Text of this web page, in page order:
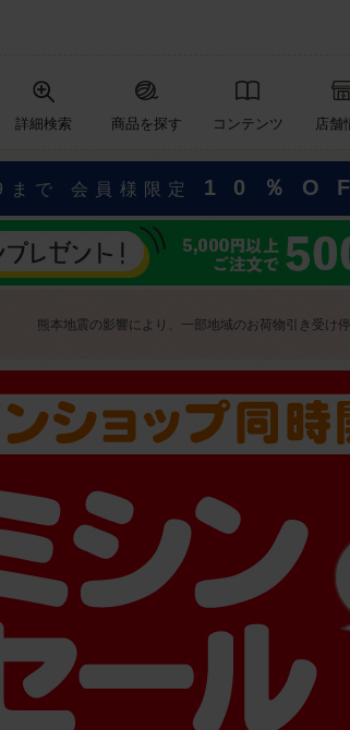
詳細検索 商品を探す コンテンツ 店舗
で 会員様限定 10％
熊本地震の影響により、一部地域のお荷物引き受け